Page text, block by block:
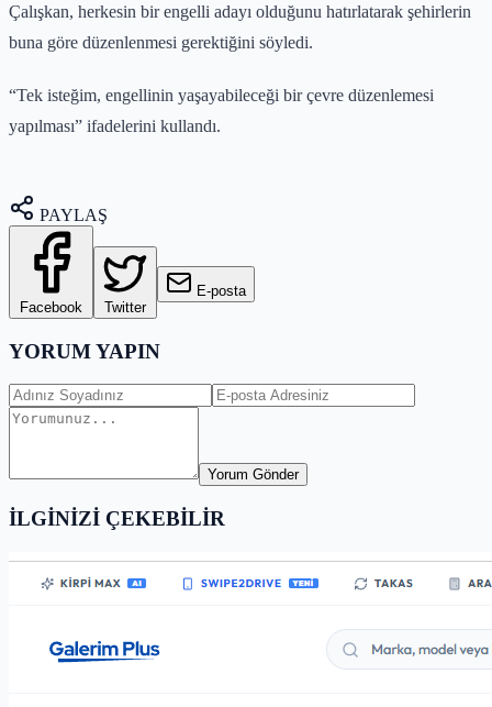
Çalışkan, herkesin bir engelli adayı olduğunu hatırlatarak şehirlerin
buna göre düzenlenmesi gerektiğini söyledi.
“Tek isteğim, engellinin yaşayabileceği bir çevre düzenlemesi
yapılması” ifadelerini kullandı.
PAYLAŞ
Facebook Twitter
E-posta
YORUM YAPIN
Yorum Gönder
İLGİNİZİ ÇEKEBİLİR